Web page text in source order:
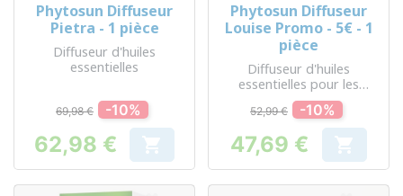
Phytosun Diffuseur
Pietra - 1 pièce
Diffuseur d'huiles
essentielles
69,98 € -10%
Prix
62,98 € 
Phytosun Diffuseur
Louise Promo - 5€ - 1
pièce
Diffuseur d'huiles
essentielles pour les
enfants
52,99 € -10%
Prix
47,69 € 